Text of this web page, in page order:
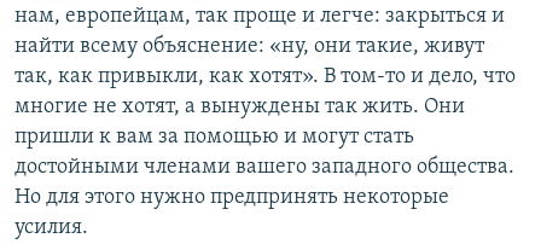
нам, европейцам, так проще и легче: закрыться и
найти всему объяснение: «ну, они такие, живут
так, как привыкли, как хотят». В том-то и дело, что
многие не хотят, а вынуждены так жить. Они
пришли к вам за помощью и могут стать
достойными членами вашего западного общества.
Но для этого нужно предпринять некоторые
усилия.